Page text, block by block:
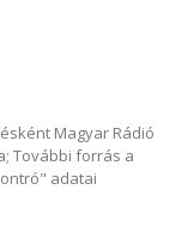
Magyar Rádió
További forrás a
adatai